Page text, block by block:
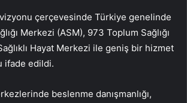
vizyonu çerçevesinde Türkiye genelinde
Merkezi (ASM), 973 Toplum Sağlığı
Hayat Merkezi ile geniş bir hizmet
ifade edildi.
beslenme danışmanlığı,